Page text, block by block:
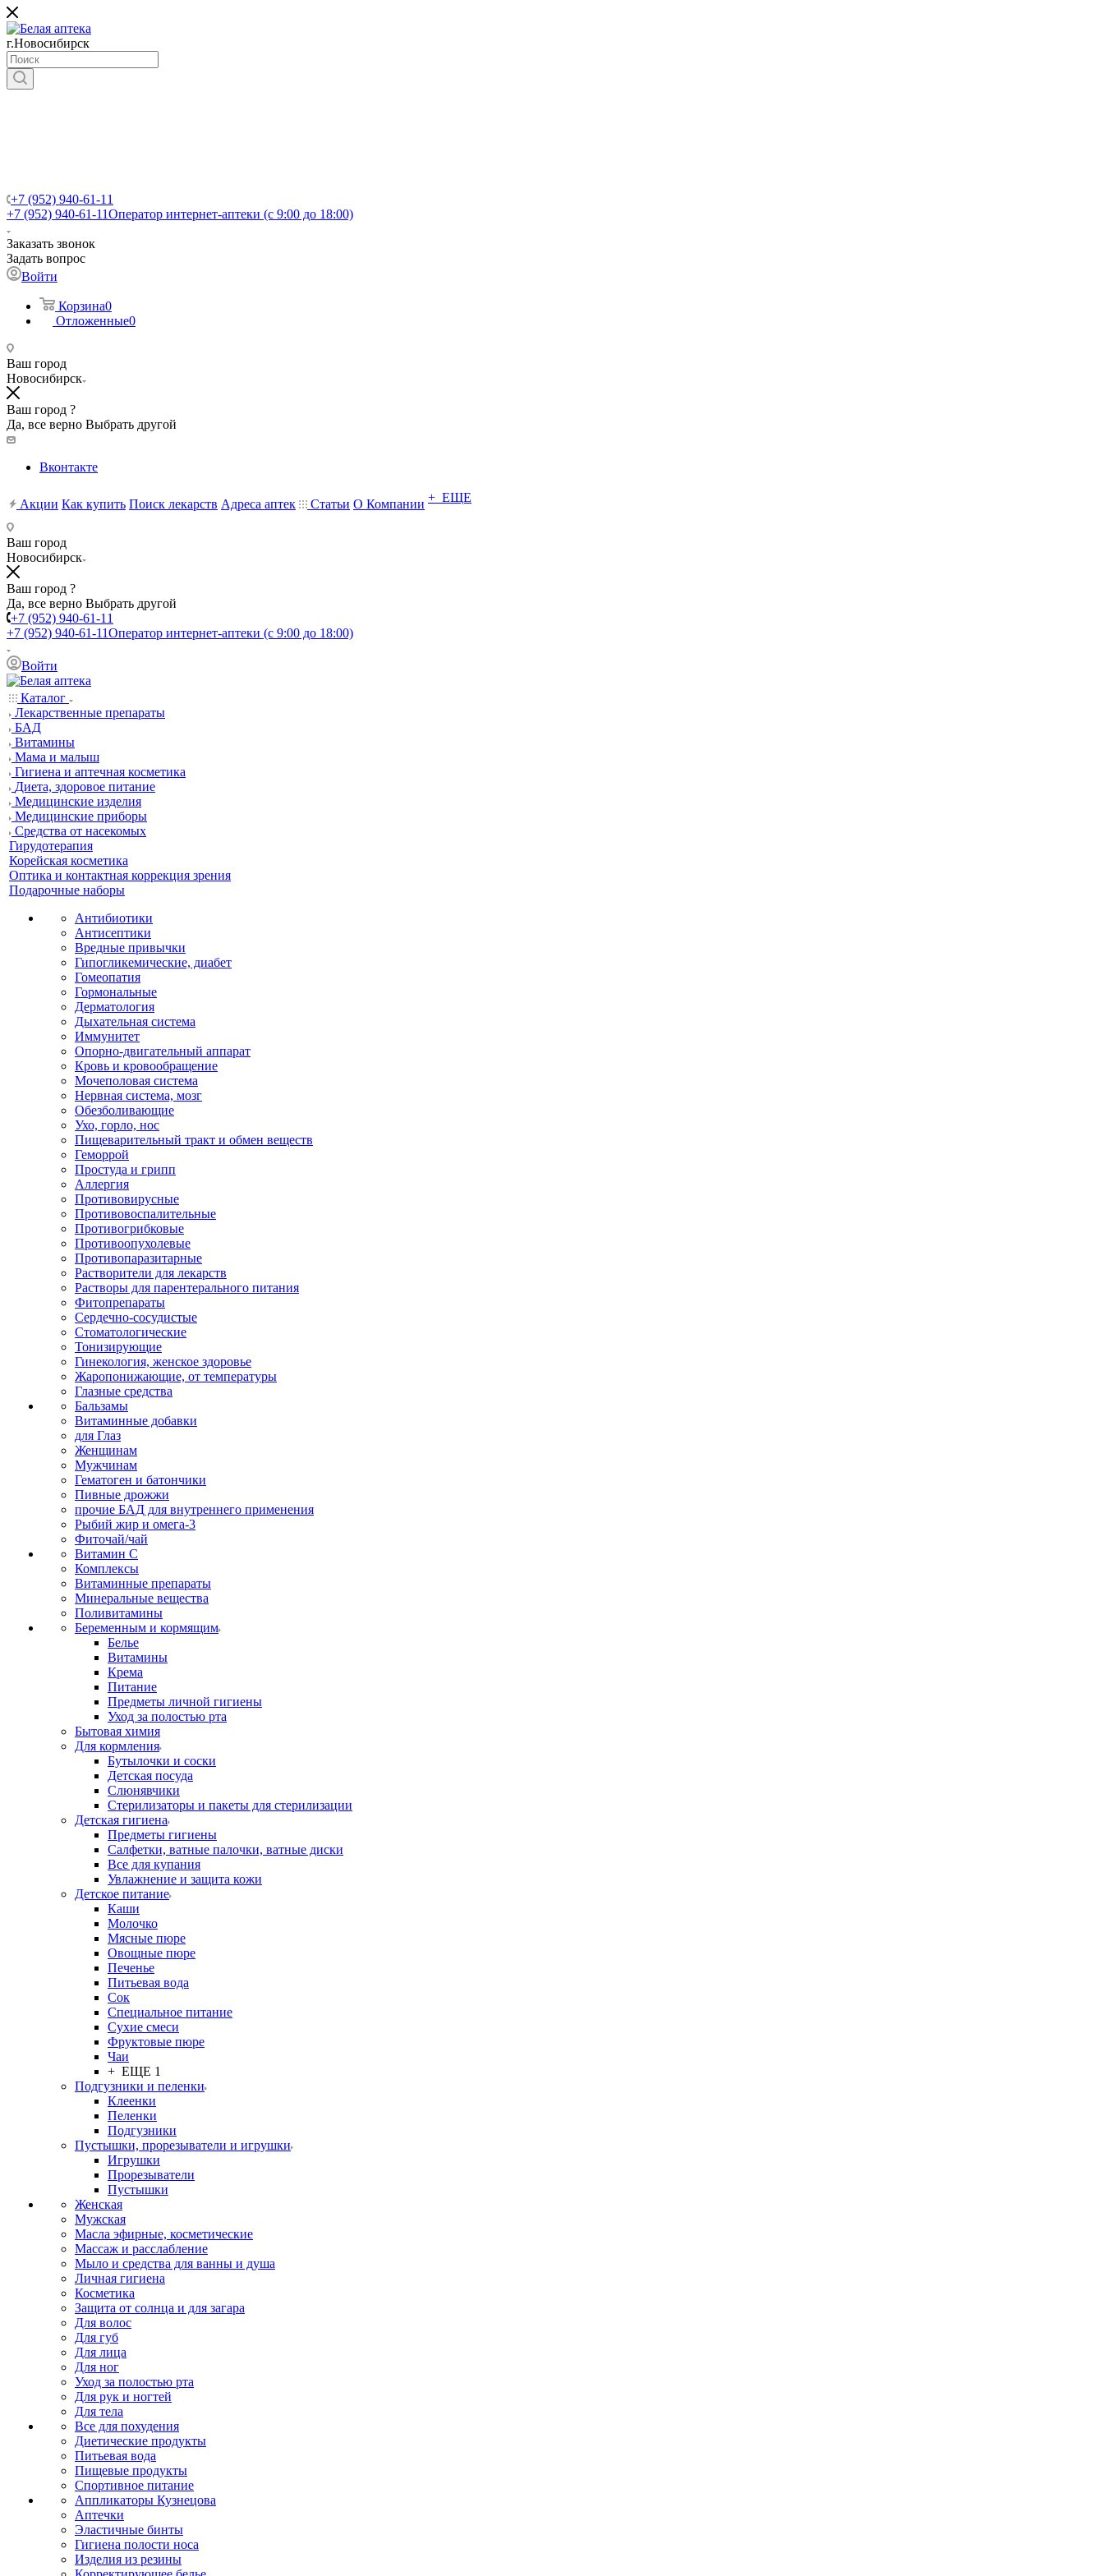
г.Новосибирск
+7 (952) 940-61-11
+7 (952) 940-61-11Оператор интернет-аптеки (с 9:00 до 18:00)
Заказать звонок
Задать вопрос
Войти
Корзина0
Отложенные0
Ваш город
Новосибирск
Ваш город ?
Да, все верно Выбрать другой
Вконтакте
Акции Как купить Поиск лекарств Адреса аптек Статьи О Компании + ЕЩЕ
Ваш город
Новосибирск
Ваш город ?
Да, все верно Выбрать другой
+7 (952) 940-61-11
+7 (952) 940-61-11Оператор интернет-аптеки (с 9:00 до 18:00)
Войти
Каталог
Лекарственные препараты
БАД
Витамины
Мама и малыш
Гигиена и аптечная косметика
Диета, здоровое питание
Медицинские изделия
Медицинские приборы
Средства от насекомых
Гирудотерапия
Корейская косметика
Оптика и контактная коррекция зрения
Подарочные наборы
Антибиотики
Антисептики
Вредные привычки
Гипогликемические, диабет
Гомеопатия
Гормональные
Дерматология
Дыхательная система
Иммунитет
Опорно-двигательный аппарат
Кровь и кровообращение
Мочеполовая система
Нервная система, мозг
Обезболивающие
Ухо, горло, нос
Пищеварительный тракт и обмен веществ
Геморрой
Простуда и грипп
Аллергия
Противовирусные
Противовоспалительные
Противогрибковые
Противоопухолевые
Противопаразитарные
Растворители для лекарств
Растворы для парентерального питания
Фитопрепараты
Сердечно-сосудистые
Стоматологические
Тонизирующие
Гинекология, женское здоровье
Жаропонижающие, от температуры
Глазные средства
Бальзамы
Витаминные добавки
для Глаз
Женщинам
Мужчинам
Гематоген и батончики
Пивные дрожжи
прочие БАД для внутреннего применения
Рыбий жир и омега-3
Фиточай/чай
Витамин С
Комплексы
Витаминные препараты
Минеральные вещества
Поливитамины
Беременным и кормящим
Белье
Витамины
Крема
Питание
Предметы личной гигиены
Уход за полостью рта
Бытовая химия
Для кормления
Бутылочки и соски
Детская посуда
Слюнявчики
Стерилизаторы и пакеты для стерилизации
Детская гигиена
Предметы гигиены
Салфетки, ватные палочки, ватные диски
Все для купания
Увлажнение и защита кожи
Детское питание
Каши
Молочко
Мясные пюре
Овощные пюре
Печенье
Питьевая вода
Сок
Специальное питание
Сухие смеси
Фруктовые пюре
Чаи
+ ЕЩЕ 1
Подгузники и пеленки
Клеенки
Пеленки
Подгузники
Пустышки, прорезыватели и игрушки
Игрушки
Прорезыватели
Пустышки
Женская
Мужская
Масла эфирные, косметические
Массаж и расслабление
Мыло и средства для ванны и душа
Личная гигиена
Косметика
Защита от солнца и для загара
Для волос
Для губ
Для лица
Для ног
Уход за полостью рта
Для рук и ногтей
Для тела
Все для похудения
Диетические продукты
Питьевая вода
Пищевые продукты
Спортивное питание
Аппликаторы Кузнецова
Аптечки
Эластичные бинты
Гигиена полости носа
Изделия из резины